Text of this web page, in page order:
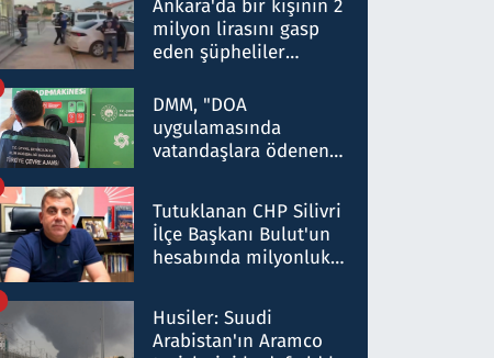
çıkan tablo şok etti
Ankara'da bir kişinin 2
milyon lirasını gasp
eden şüpheliler
DMM, "DOA
uygulamasında
vatandaşlara ödenen
düşürüldüğü" iddiasını
yalanladı
Tutuklanan CHP Silivri
İlçe Başkanı Bulut'un
hesabında milyonluk
talimat verdi, ben
gönderdim
Husiler: Suudi
Arabistan'ın Aramco